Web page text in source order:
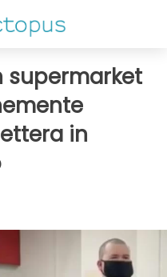
supermarket
in